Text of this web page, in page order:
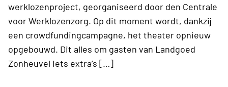
werklozenproject, georganiseerd door den Centrale
voor Werklozenzorg. Op dit moment wordt, dankzij
een crowdfundingcampagne, het theater opnieuw
opgebouwd. Dit alles om gasten van Landgoed
Zonheuvel iets extra’s […]